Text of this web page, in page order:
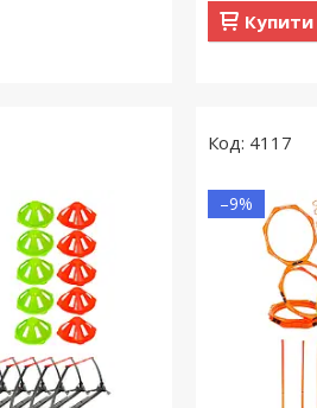
Купити
4117
–9%